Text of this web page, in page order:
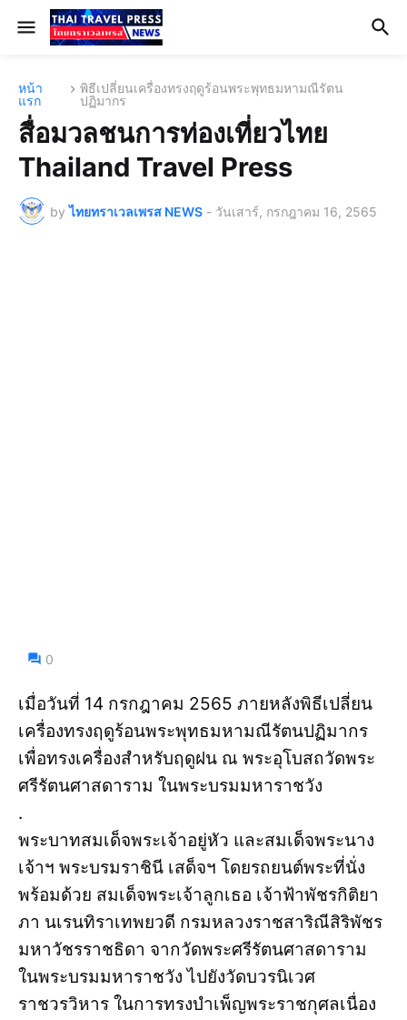
หน้า
แรก
พิธีเปลี่ยนเครื่องทรงฤดูร้อนพระพุทธมหามณีรัตน
ปฏิมากร
สื่อมวลชนการท่องเที่ยวไทย
Thailand Travel Press
by ไทยทราเวลเพรส NEWS - วันเสาร์, กรกฎาคม 16, 2565
0
เมื่อวันที่ 14 กรกฎาคม 2565 ภายหลังพิธีเปลี่ยน
เครื่องทรงฤดูร้อนพระพุทธมหามณีรัตนปฏิมากร
เพื่อทรงเครื่องสำหรับฤดูฝน ณ พระอุโบสถวัดพระ
ศรีรัตนศาสดาราม ในพระบรมมหาราชวัง
.
พระบาทสมเด็จพระเจ้าอยู่หัว และสมเด็จพระนาง
เจ้าฯ พระบรมราชินี เสด็จฯ โดยรถยนต์พระที่นั่ง
พร้อมด้วย สมเด็จพระเจ้าลูกเธอ เจ้าฟ้าพัชรกิติยา
ภา นเรนทิราเทพยวดี กรมหลวงราชสาริณีสิริพัชร
มหาวัชรราชธิดา จากวัดพระศรีรัตนศาสดาราม
ในพระบรมมหาราชวัง ไปยังวัดบวรนิเวศ
ราชวรวิหาร ในการทรงบำเพ็ญพระราชกุศลเนื่อง